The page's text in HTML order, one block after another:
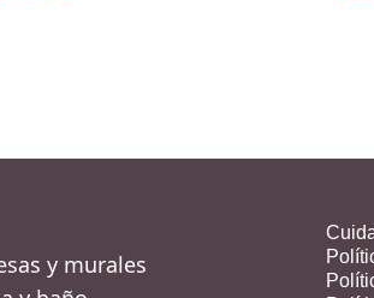
y murales